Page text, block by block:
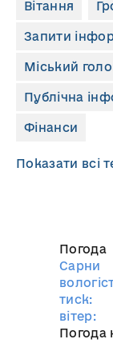
Вітання
Запити
Міський
Публічна
Фінанси
Показати всі
Погода
Сарни
тиск:
вітер:
Погода